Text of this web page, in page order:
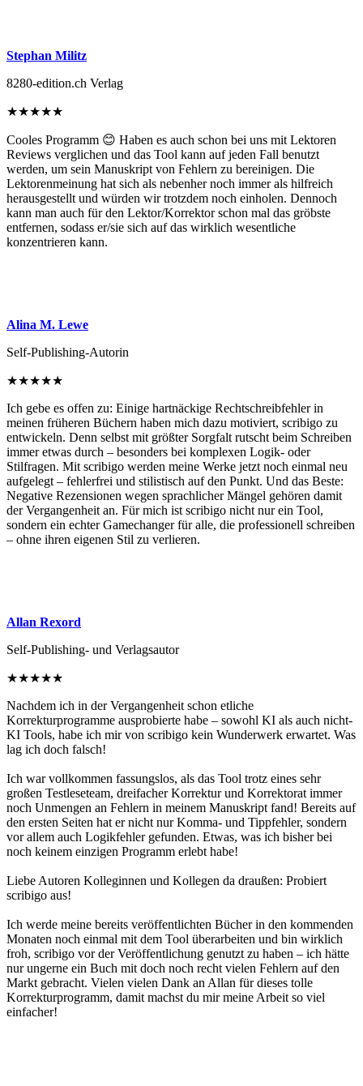
Stephan Militz
8280-edition.ch Verlag
★★★★★
Cooles Programm 😊 Haben es auch schon bei uns mit Lektoren
Reviews verglichen und das Tool kann auf jeden Fall benutzt
werden, um sein Manuskript von Fehlern zu bereinigen. Die
Lektorenmeinung hat sich als nebenher noch immer als hilfreich
herausgestellt und würden wir trotzdem noch einholen. Dennoch
kann man auch für den Lektor/Korrektor schon mal das gröbste
entfernen, sodass er/sie sich auf das wirklich wesentliche
konzentrieren kann.
Alina M. Lewe
Self-Publishing-Autorin
★★★★★
Ich gebe es offen zu: Einige hartnäckige Rechtschreibfehler in
meinen früheren Büchern haben mich dazu motiviert, scribigo zu
entwickeln. Denn selbst mit größter Sorgfalt rutscht beim Schreiben
immer etwas durch – besonders bei komplexen Logik- oder
Stilfragen. Mit scribigo werden meine Werke jetzt noch einmal neu
aufgelegt – fehlerfrei und stilistisch auf den Punkt. Und das Beste:
Negative Rezensionen wegen sprachlicher Mängel gehören damit
der Vergangenheit an. Für mich ist scribigo nicht nur ein Tool,
sondern ein echter Gamechanger für alle, die professionell schreiben
– ohne ihren eigenen Stil zu verlieren.
Allan Rexord
Self-Publishing- und Verlagsautor
★★★★★
Nachdem ich in der Vergangenheit schon etliche
Korrekturprogramme ausprobierte habe – sowohl KI als auch nicht-
KI Tools, habe ich mir von scribigo kein Wunderwerk erwartet. Was
lag ich doch falsch!
Ich war vollkommen fassungslos, als das Tool trotz eines sehr
großen Testleseteam, dreifacher Korrektur und Korrektorat immer
noch Unmengen an Fehlern in meinem Manuskript fand! Bereits auf
den ersten Seiten hat er nicht nur Komma- und Tippfehler, sondern
vor allem auch Logikfehler gefunden. Etwas, was ich bisher bei
noch keinem einzigen Programm erlebt habe!
Liebe Autoren Kolleginnen und Kollegen da draußen: Probiert
scribigo aus!
Ich werde meine bereits veröffentlichten Bücher in den kommenden
Monaten noch einmal mit dem Tool überarbeiten und bin wirklich
froh, scribigo vor der Veröffentlichung genutzt zu haben – ich hätte
nur ungerne ein Buch mit doch noch recht vielen Fehlern auf den
Markt gebracht. Vielen vielen Dank an Allan für dieses tolle
Korrekturprogramm, damit machst du mir meine Arbeit so viel
einfacher!